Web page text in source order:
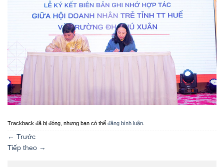
Trackback đã bị đóng, nhưng bạn có thể đăng bình luận
← Trước
Tiếp theo →